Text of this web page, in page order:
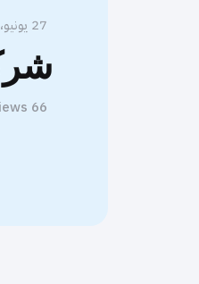
27 يونيو، 2022
66